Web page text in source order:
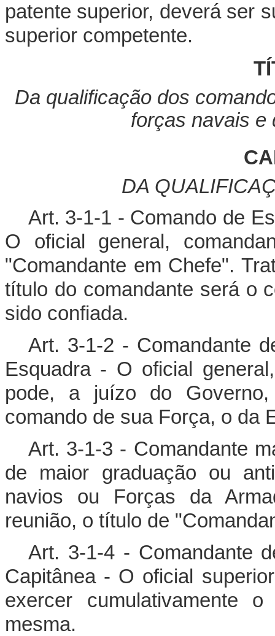
patente superior, deverá ser
superior competente.
Da qualificação dos
forças navais e
DA
Art. 3-1-1 - Comando de
O oficial general,
"Comandante em Chefe".
título do comandante será o
sido confiada.
Art. 3-1-2 - Comandante
Esquadra - O oficial
pode, a juízo do Governo,
comando de sua Força, o da
Art. 3-1-3 - Comandante
de maior graduação ou
navios ou Forças da
reunião, o título de
Art. 3-1-4 - Comandante
Capitânea - O oficial
exercer cumulativamente
mesma.